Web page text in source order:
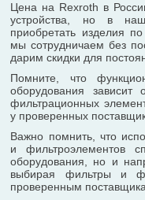
Цена на Rexroth в
устройства, но в
приобретать изделия
мы сотрудничаем без
дарим скидки для
Помните, что
оборудования зависит
фильтрационных
у проверенных
Важно помнить, что
и фильтроэлементов
оборудования, но и
выбирая фильтры и
проверенным